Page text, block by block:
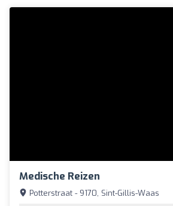
Medische Reizen
Potterstraat - 9170, Sint-Gillis-Waas